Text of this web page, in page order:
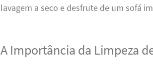
lavagem a seco e desfrute de um sofá
A Importância da Limpeza